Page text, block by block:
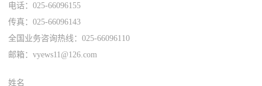
电话：025-66096155
传真：025-66096143
全国业务咨询热线：025-66096110
邮箱：vyews11@126.com
姓名